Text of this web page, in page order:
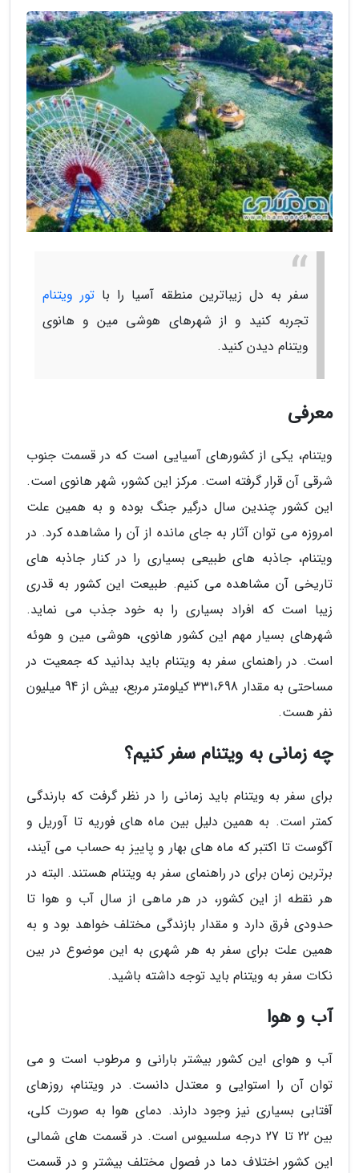
سفر به دل زیباترین منطقه آسیا را با تور ویتنام
تجربه کنید و از شهرهای هوشی مین و هانوی
ویتنام دیدن کنید.
معرفی
ویتنام، یکی از کشورهای آسیایی است که در قسمت جنوب
شرقی آن قرار گرفته است. مرکز این کشور، شهر هانوی است.
این کشور چندین سال درگیر جنگ بوده و به همین علت
امروزه می توان آثار به جای مانده از آن را مشاهده کرد. در
ویتنام، جاذبه های طبیعی بسیاری را در کنار جاذبه های
تاریخی آن مشاهده می کنیم. طبیعت این کشور به قدری
زیبا است که افراد بسیاری را به خود جذب می نماید.
شهرهای بسیار مهم این کشور هانوی، هوشی مین و هوئه
است. در راهنمای سفر به ویتنام باید بدانید که جمعیت در
مساحتی به مقدار 331،698 کیلومتر مربع، بیش از 94 میلیون
نفر هست.
چه زمانی به ویتنام سفر کنیم؟
برای سفر به ویتنام باید زمانی را در نظر گرفت که بارندگی
کمتر است. به همین دلیل بین ماه های فوریه تا آوریل و
آگوست تا اکتبر که ماه های بهار و پاییز به حساب می آیند،
برترین زمان برای در راهنمای سفر به ویتنام هستند. البته در
هر نقطه از این کشور، در هر ماهی از سال آب و هوا تا
حدودی فرق دارد و مقدار بازندگی مختلف خواهد بود و به
همین علت برای سفر به هر شهری به این موضوع در بین
نکات سفر به ویتنام باید توجه داشته باشید.
آب و هوا
آب و هوای این کشور بیشتر بارانی و مرطوب است و می
توان آن را استوایی و معتدل دانست. در ویتنام، روزهای
آفتابی بسیاری نیز وجود دارند. دمای هوا به صورت کلی،
بین 22 تا 27 درجه سلسیوس است. در قسمت های شمالی
این کشور اختلاف دما در فصول مختلف بیشتر و در قسمت